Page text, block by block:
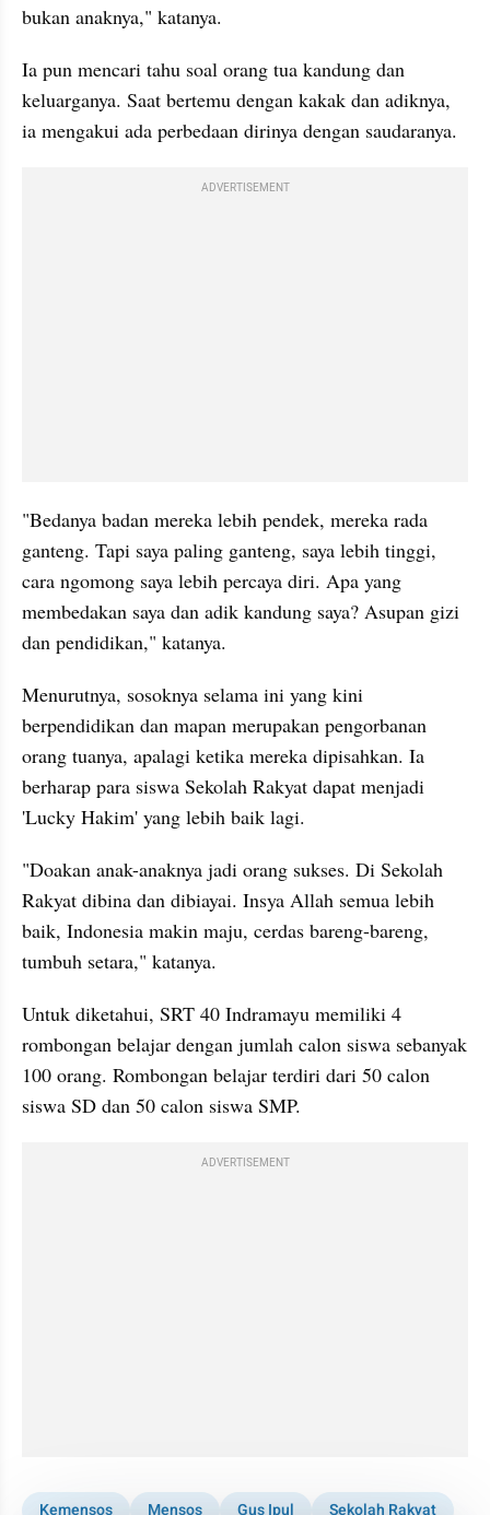
bukan anaknya," katanya.
Ia pun mencari tahu soal orang tua kandung dan
keluarganya. Saat bertemu dengan kakak dan adiknya,
ia mengakui ada perbedaan dirinya dengan saudaranya.
ADVERTISEMENT
"Bedanya badan mereka lebih pendek, mereka rada
ganteng. Tapi saya paling ganteng, saya lebih tinggi,
cara ngomong saya lebih percaya diri. Apa yang
membedakan saya dan adik kandung saya? Asupan gizi
dan pendidikan," katanya.
Menurutnya, sosoknya selama ini yang kini
berpendidikan dan mapan merupakan pengorbanan
orang tuanya, apalagi ketika mereka dipisahkan. Ia
berharap para siswa Sekolah Rakyat dapat menjadi
'Lucky Hakim' yang lebih baik lagi.
"Doakan anak-anaknya jadi orang sukses. Di Sekolah
Rakyat dibina dan dibiayai. Insya Allah semua lebih
baik, Indonesia makin maju, cerdas bareng-bareng,
tumbuh setara," katanya.
Untuk diketahui, SRT 40 Indramayu memiliki 4
rombongan belajar dengan jumlah calon siswa sebanyak
100 orang. Rombongan belajar terdiri dari 50 calon
siswa SD dan 50 calon siswa SMP.
ADVERTISEMENT
Kemensos Mensos Gus Ipul Sekolah Rakyat